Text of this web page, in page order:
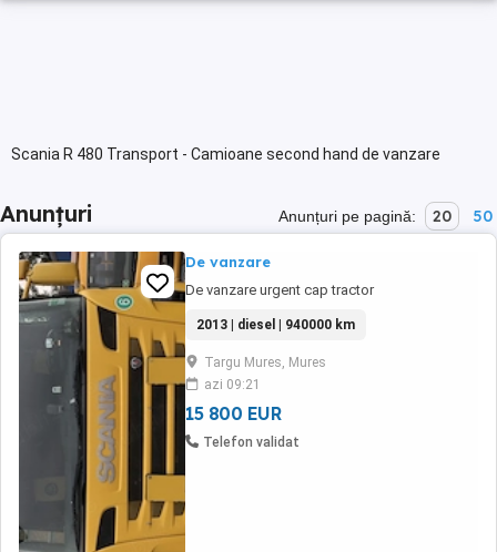
Scania R 480 Transport - Camioane second hand de vanzare
Anunțuri Anunțuri pe pagină: 20 50
De vanzare
De vanzare urgent cap tractor
2013 | diesel | 940000 km
Targu Mures, Mures
azi 09:21
15 800 EUR
Telefon validat